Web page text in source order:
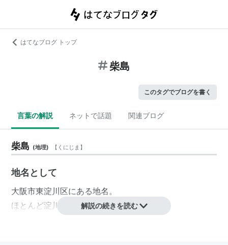
はてなブログ トップ
柴島
このタグでブログを書く
言葉の解説 ネットで話題 関連ブログ
柴島 (地理) 【 くにじま 】
地名として
大阪市東淀川区にある地名。
ほとんど淀川沿いにある。解説の続きを読む